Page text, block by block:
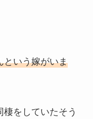
という嫁がいま
をしていたそう